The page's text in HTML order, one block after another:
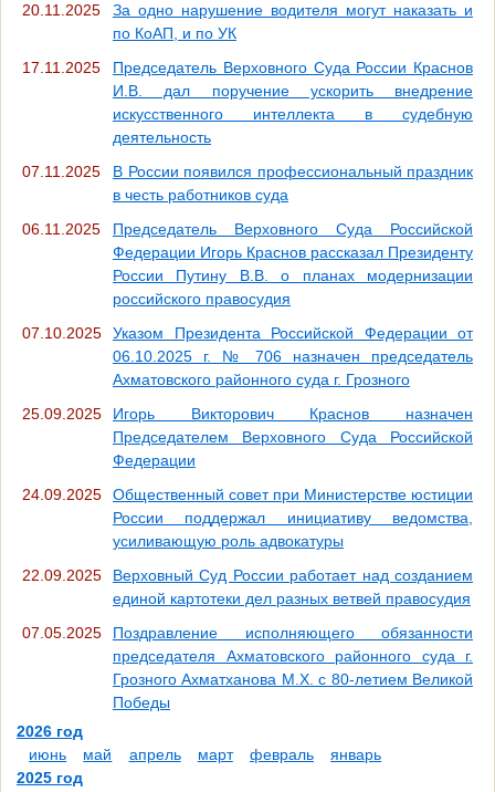
20.11.2025
За одно нарушение водителя могут наказать и
по КоАП, и по УК
17.11.2025
Председатель Верховного Суда России Краснов
И.В. дал поручение ускорить внедрение
искусственного интеллекта в судебную
деятельность
07.11.2025
В России появился профессиональный праздник
в честь работников суда
06.11.2025
Председатель Верховного Суда Российской
Федерации Игорь Краснов рассказал Президенту
России Путину В.В. о планах модернизации
российского правосудия
07.10.2025
Указом Президента Российской Федерации от
06.10.2025 г. № 706 назначен председатель
Ахматовского районного суда г. Грозного
25.09.2025
Игорь Викторович Краснов назначен
Председателем Верховного Суда Российской
Федерации
24.09.2025
Общественный совет при Министерстве юстиции
России поддержал инициативу ведомства,
усиливающую роль адвокатуры
22.09.2025
Верховный Суд России работает над созданием
единой картотеки дел разных ветвей правосудия
07.05.2025
Поздравление исполняющего обязанности
председателя Ахматовского районного суда г.
Грозного Ахматханова М.Х. с 80-летием Великой
Победы
2026 год
июнь
май апрель март февраль
январь
2025 год